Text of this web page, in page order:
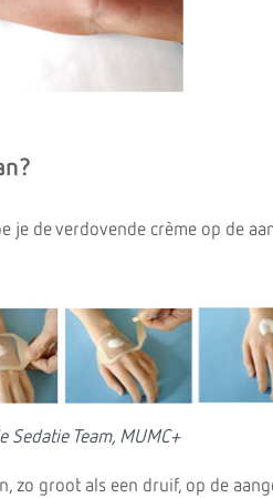
je de verdovende crème op de
Sedatie Team, MUMC+
zo groot als een druif, op de